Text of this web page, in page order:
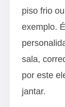
piso frio
exemplo.
sala,
por este
jantar.